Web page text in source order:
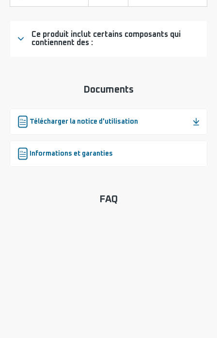
Ce produit inclut certains composants qui
contiennent des :
Documents
Télécharger la notice d'utilisation
Informations et garanties
FAQ